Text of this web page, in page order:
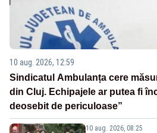
10 aug. 2026, 12:59
Sindicatul Ambulanța cere
din Cluj. Echipajele ar putea fi
deosebit de periculoase”
10 aug. 2026, 08:25